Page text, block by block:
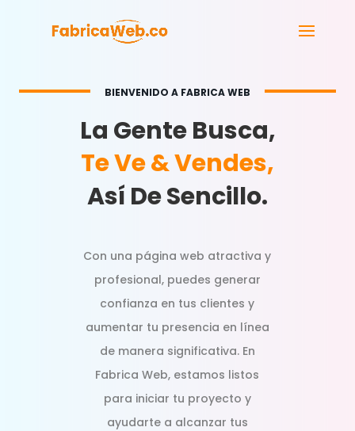
BIENVENIDO A FABRICA WEB
La Gente Busca,
Te Ve & Vendes,
Así De Sencillo.
Con una página web atractiva y
profesional, puedes generar
confianza en tus clientes y
aumentar tu presencia en línea
de manera significativa. En
Fabrica Web, estamos listos
para iniciar tu proyecto y
ayudarte a alcanzar tus